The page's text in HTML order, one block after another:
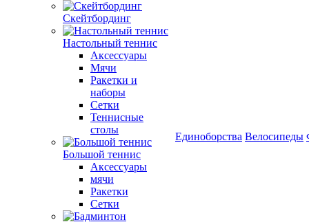
Скейтбординг
Настольный теннис
Аксессуары
Мячи
Ракетки и
наборы
Сетки
Теннисные
столы
Большой теннис
Аксессуары
мячи
Ракетки
Сетки
Единоборства Велосипеды